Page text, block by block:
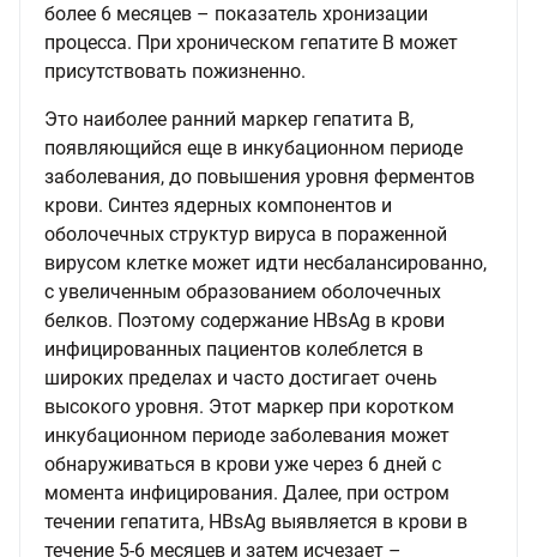
более 6 месяцев – показатель хронизации
процесса. При хроническом гепатите В может
присутствовать пожизненно.
Это наиболее ранний маркер гепатита В,
появляющийся еще в инкубационном периоде
заболевания, до повышения уровня ферментов
крови. Синтез ядерных компонентов и
оболочечных структур вируса в пораженной
вирусом клетке может идти несбалансированно,
с увеличенным образованием оболочечных
белков. Поэтому содержание HBsAg в крови
инфицированных пациентов колеблется в
широких пределах и часто достигает очень
высокого уровня. Этот маркер при коротком
инкубационном периоде заболевания может
обнаруживаться в крови уже через 6 дней с
момента инфицирования. Далее, при остром
течении гепатита, HBsAg выявляется в крови в
течение 5-6 месяцев и затем исчезает –